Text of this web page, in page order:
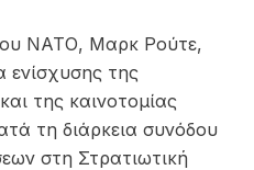
ΝΑΤΟ, Μαρκ Ρούτε,
ενίσχυσης της
της καινοτομίας
τη διάρκεια συνόδου
στη Στρατιωτική